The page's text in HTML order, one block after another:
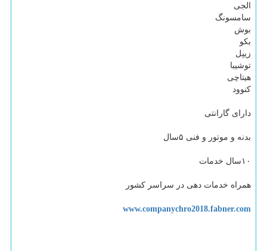
الجی
سامسونگ
بوش
بکو
زیپل
توشیبا
هیتاچی
کنوود
دارای گارانتی
بدنه و موتور و فنی ۵سال
۱۰سال خدمات
همراه خدمات دهی در سراسر کشور
www.companychro2018.fabner.com